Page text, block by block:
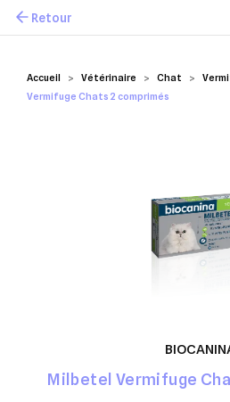
Mes favoris
Accueil Vétérinaire Chat
Vermifuge Chats 2 comprimés
Retour
Milbetel Vermifuge